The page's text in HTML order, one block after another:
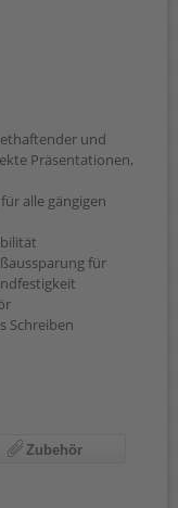
und
Präsentationen,
alle gängigen
für
Schreiben
Zubehör